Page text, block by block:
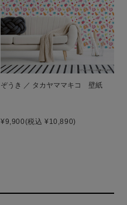
ぞうき ／ タカヤママキコ 壁紙
¥9,900(税込 ¥10,890)